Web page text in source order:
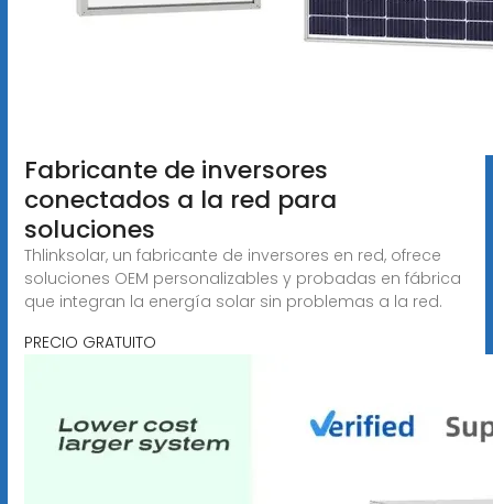
Fabricante de inversores
conectados a la red para
soluciones
Thlinksolar, un fabricante de inversores en red, ofrece
soluciones OEM personalizables y probadas en fábrica
que integran la energía solar sin problemas a la red.
PRECIO GRATUITO